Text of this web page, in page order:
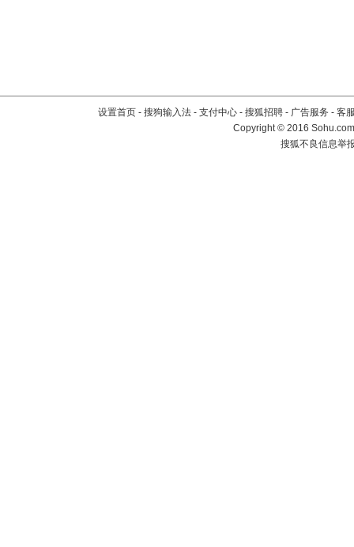
设置首页 - 搜狗输入法 - 支付中心 - 搜狐招聘 - 广告服务 - 客
Copyright©2016
搜狐不良信息举